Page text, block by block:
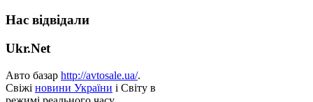
Нас відвідали
Ukr.Net
Авто базар http://avtosale.ua/.
Свіжі новини України і Світу в